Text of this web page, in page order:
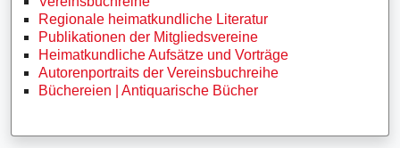
Regionale heimatkundliche Literatur
Publikationen der Mitgliedsvereine
Heimatkundliche Aufsätze und Vorträge
Autorenportraits der Vereinsbuchreihe
Büchereien | Antiquarische Bücher